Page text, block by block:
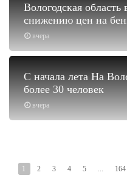
вчера
Вологодская
снижению цен на
вчера
С начала лета На
более 30 человек
1 2 3 4 5 164